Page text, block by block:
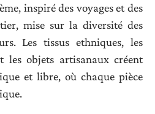
inspiré des voyages et des
mise sur la diversité des
Les tissus ethniques, les
les objets artisanaux créent
et libre, où chaque pièce